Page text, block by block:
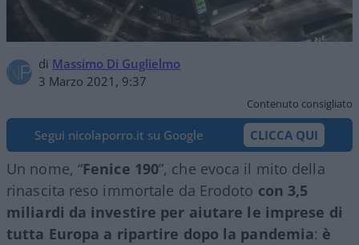
di Massimo Di Guglielmo
3 Marzo 2021, 9:37
Contenuto consigliato
Segui nicolaporro.it su Google CLICCA QUI
Un nome, “Fenice 190”, che evoca il mito della
rinascita reso immortale da Erodoto con 3,5
miliardi da investire per aiutare le imprese di
tutta Europa a ripartire dopo la pandemia: è